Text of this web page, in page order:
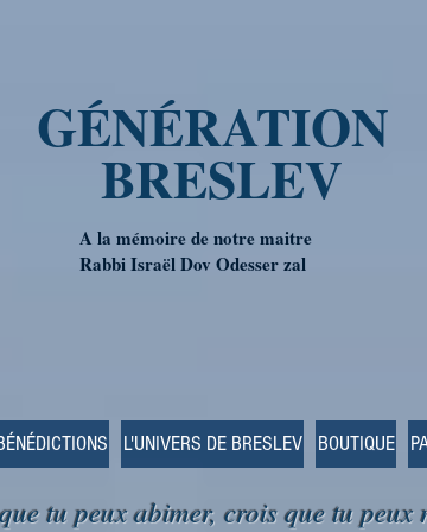
GÉNÉRATION
BRESLEV
A la mémoire de notre maitre
Rabbi Israël Dov Odesser zal
L'UNIVERS DE BRESLEV BOUTIQUE
tu peux abimer, crois que tu peux